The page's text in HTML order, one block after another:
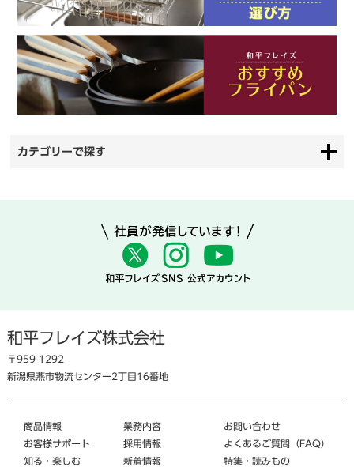
カテゴリーで探す
和平フレイズ株式会社
〒959-1292
新潟県燕市物流センター2丁目16番地
商品情報
お客様サポート
知る・楽しむ
業務内容
採用情報
新着情報
お問い合わせ
よくあるご質問（FAQ）
特集・読みもの